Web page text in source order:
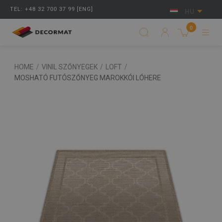
TEL: +48 32 700 37 99 [ENG] HU
0
HOME / VINIL SZŐNYEGEK / LOFT /
MOSHATÓ FUTÓSZŐNYEG MAROKKÓI LÓHERE